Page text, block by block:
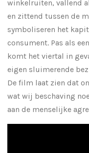
winkelruiten, vallend
en zittend tussen de
symboliseren het
consument. Pas als
komt het viertal in
eigen sluimerende
De film laat zien dat
wat wij beschaving
aan de menselijke